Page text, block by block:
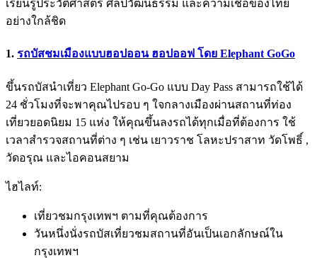
เรียนรู้ประวัติศาสตร์ ศิลปวัฒนธรรม และความเชื่อของไทย
อย่างใกล้ชิด
1. รถบัสชมเมืองแบบฮอปออน ฮอปออฟ โดย Elephant GoGo
ขึ้นรถบัสนำเที่ยว Elephant Go-Go แบบ Day Pass สามารถใช้ได้
24 ชั่วโมงที่จะพาคุณไปรอบ ๆ ใจกลางเมืองผ่านสถานที่ท่อง
เที่ยวยอดนิยม 15 แห่ง ให้คุณขึ้นลงรถได้ทุกเมื่อที่ต้องการ ใช้
เวลาสำรวจสถานที่ต่าง ๆ เช่น เยาวราช โลหะปราสาท วัดโพธิ์ ,
วัดอรุณ และไอคอนสยาม
ไฮไลท์:
เที่ยวชมกรุงเทพฯ ตามที่คุณต้องการ
วันหนึ่งนั่งรถบัสเที่ยวชมสถานที่อันเป็นเอกลักษณ์ใน
กรุงเทพฯ